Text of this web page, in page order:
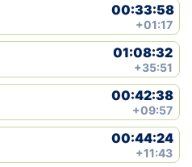
00:33:58
+01:17
01:08:32
+35:51
00:42:38
+09:57
00:44:24
+11:43